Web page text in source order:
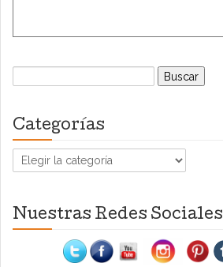
Buscar:
Categorías
Categorías
Nuestras Redes Sociales